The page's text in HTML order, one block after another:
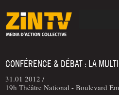
CONFÉRENCE & DÉBAT : LA
31.01 2012 /
19h Théâtre National - Boulevard